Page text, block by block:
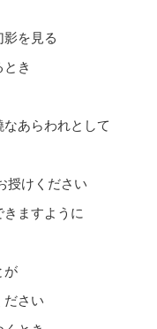
を見る
き
あらわれとして
授けください
ますように
が
ださい